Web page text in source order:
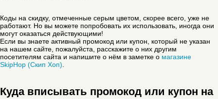
Коды на скидку, отмеченные серым цветом, скорее всего, уже не
работают. Но вы можете попробовать их использовать, иногда они
могут оказаться действующими!
Если вы знаете активный промокод или купон, который не указан
на нашем сайте, пожалуйста, расскажите о них другим
посетителям сайта и напишите о нём в заметке о магазине
SkipHop (Скип Хоп)
Куда вписывать промокод или купон на